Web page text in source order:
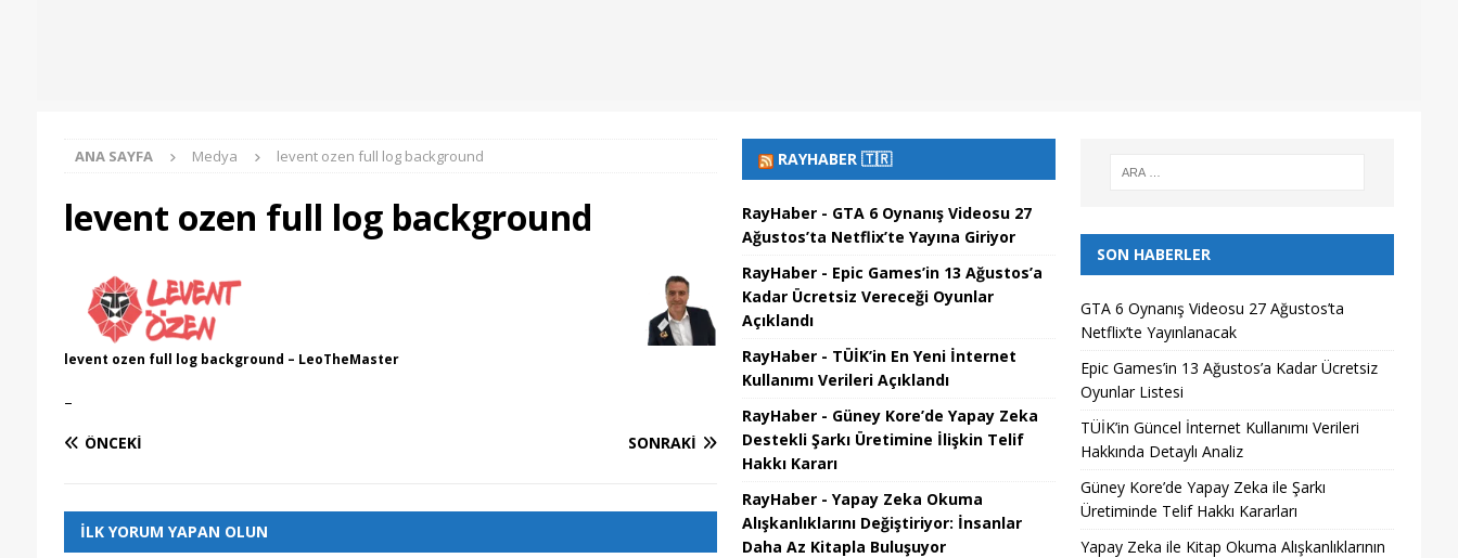
ANA SAYFA Medya levent ozen full log background
levent ozen full log background
levent ozen full log background – LeoTheMaster
–
ÖNCEKI
SONRAKI
İLK YORUM YAPAN OLUN
RAYHABER 🇹🇷
RayHaber - GTA 6 Oynanış Videosu 27
Ağustos’ta Netflix’te Yayına Giriyor
RayHaber - Epic Games’in 13 Ağustos’a
Kadar Ücretsiz Vereceği Oyunlar
Açıklandı
RayHaber - TÜİK’in En Yeni İnternet
Kullanımı Verileri Açıklandı
RayHaber - Güney Kore’de Yapay Zeka
Destekli Şarkı Üretimine İlişkin Telif
Hakkı Kararı
RayHaber - Yapay Zeka Okuma
Alışkanlıklarını Değiştiriyor: İnsanlar
Daha Az Kitapla Buluşuyor
SON HABERLER
GTA 6 Oynanış Videosu 27 Ağustos’ta
Netflix’te Yayınlanacak
Epic Games’in 13 Ağustos’a Kadar Ücretsiz
Oyunlar Listesi
TÜİK’in Güncel İnternet Kullanımı Verileri
Hakkında Detaylı Analiz
Güney Kore’de Yapay Zeka ile Şarkı
Üretiminde Telif Hakkı Kararları
Yapay Zeka ile Kitap Okuma Alışkanlıklarının